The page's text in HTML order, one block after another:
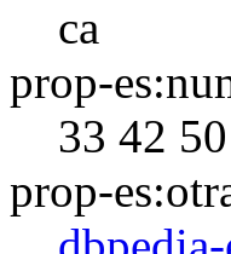
ca
prop-
33 42 50
prop-